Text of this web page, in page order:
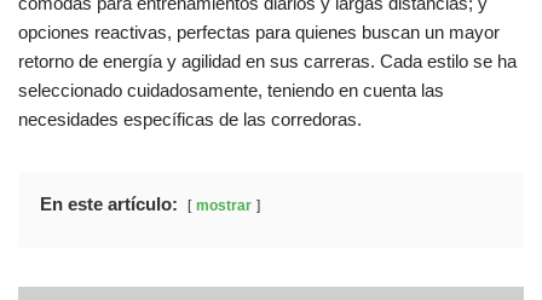
opciones reactivas, perfectas para quienes buscan un mayor
retorno de energía y agilidad en sus carreras. Cada estilo se ha
seleccionado cuidadosamente, teniendo en cuenta las
necesidades específicas de las corredoras.
En este artículo: mostrar